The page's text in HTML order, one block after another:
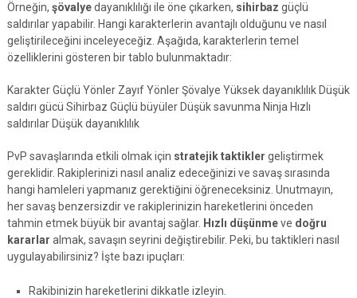
Örneğin, şövalyedayanıklılığı ile öne çıkarken, sihirbaz güçlü
saldırılar yapabilir. Hangi karakterlerin avantajlı olduğunu ve nasıl
geliştirileceğini inceleyeceğiz. Aşağıda, karakterlerin temel
özelliklerini gösteren bir tablo bulunmaktadır:
Karakter Güçlü Yönler Zayıf Yönler Şövalye Yüksek dayanıklılık Düşük
saldırı gücü Sihirbaz Güçlü büyüler Düşük savunma Ninja Hızlı
saldırılar Düşük dayanıklılık
PvP savaşlarında etkili olmak için stratejik taktikler geliştirmek
gereklidir. Rakiplerinizi nasıl analiz edeceğinizi ve savaş sırasında
hangi hamleleri yapmanız gerektiğini öğreneceksiniz. Unutmayın,
her savaş benzersizdir ve rakiplerinizin hareketlerini önceden
tahmin etmek büyük bir avantaj sağlar. Hızlı düşünmeve doğru
kararlar almak, savaşın seyrini değiştirebilir. Peki, bu taktikleri nasıl
uygulayabilirsiniz? İşte bazı ipuçları:
Rakibinizin hareketlerini dikkatle izleyin.